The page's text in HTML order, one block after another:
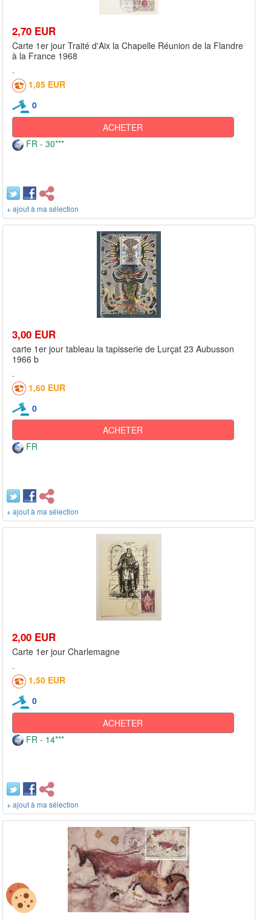
2,70 EUR
Carte 1er jour Traité d'Aix la Chapelle Réunion de la Flandre
à la France 1968
1,85 EUR
0
ACHETER
FR - 30***
+ ajout à ma sélection
3,00 EUR
carte 1er jour tableau la tapisserie de Lurçat 23 Aubusson
1966 b
1,60 EUR
0
ACHETER
FR
+ ajout à ma sélection
2,00 EUR
Carte 1er jour Charlemagne
1,50 EUR
0
ACHETER
FR - 14***
+ ajout à ma sélection